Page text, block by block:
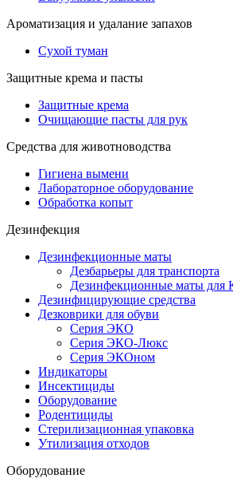
Ароматизация и удалание запахов
Сухой туман
Защитные крема и пасты
Защитные крема
Очищающие пасты для рук
Средства для животноводства
Гигиена вымени
Лабораторное оборудование
Обработка копыт
Дезинфекция
Дезинфекционные маты
Дезбарьеры для транспорта
Дезинфекционные маты для
Дезинфицирующие средства
Дезковрики для обуви
Серия ЭКО
Серия ЭКО-Люкс
Серия ЭКОном
Индикаторы
Инсектициды
Оборудование
Родентициды
Стерилизационная упаковка
Утилизация отходов
Оборудование